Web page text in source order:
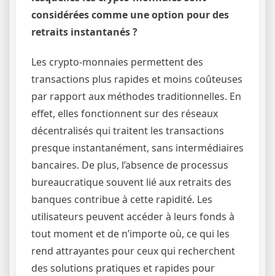
considérées comme une option pour des
retraits instantanés ?
Les crypto-monnaies permettent des
transactions plus rapides et moins coûteuses
par rapport aux méthodes traditionnelles. En
effet, elles fonctionnent sur des réseaux
décentralisés qui traitent les transactions
presque instantanément, sans intermédiaires
bancaires. De plus, l’absence de processus
bureaucratique souvent lié aux retraits des
banques contribue à cette rapidité. Les
utilisateurs peuvent accéder à leurs fonds à
tout moment et de n’importe où, ce qui les
rend attrayantes pour ceux qui recherchent
des solutions pratiques et rapides pour